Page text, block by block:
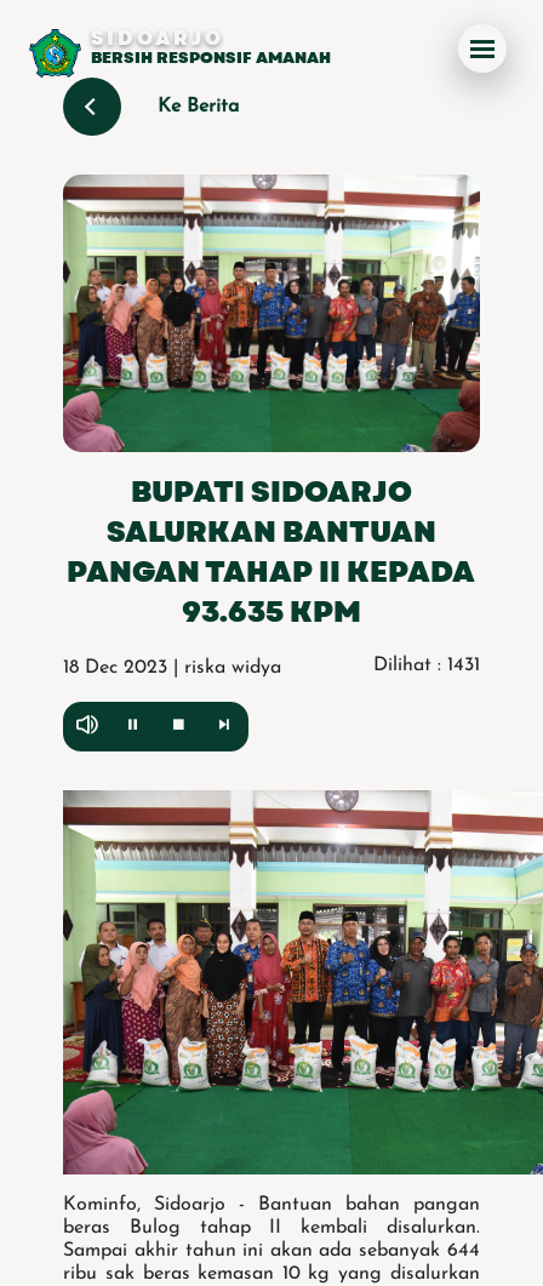
SIDOARJO
BERSIH RESPONSIF AMANAH
Ke Berita
BUPATI SIDOARJO
SALURKAN BANTUAN
PANGAN TAHAP II KEPADA
93.635 KPM
18 Dec 2023 | riska widya Dilihat : 1431
Kominfo, Sidoarjo - Bantuan bahan pangan
beras Bulog tahap II kembali disalurkan.
Sampai akhir tahun ini akan ada sebanyak 644
ribu sak beras kemasan 10 kg yang disalurkan